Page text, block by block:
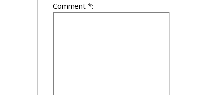
Comment *: